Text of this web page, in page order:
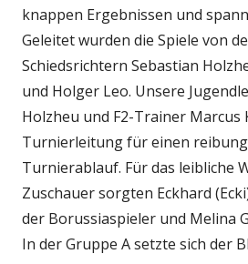
knappen Ergebnissen und
Geleitet wurden die Spiele von
Schiedsrichtern Sebastian
und Holger Leo. Unsere
Holzheu und F2-Trainer Marcus
Turnierleitung für einen
Turnierablauf. Für das leibliche
Zuschauer sorgten Eckhard
der Borussiaspieler und Melina
In der Gruppe A setzte sich der